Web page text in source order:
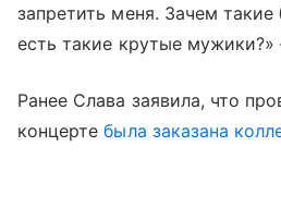
запретить меня. Зачем такие
есть такие крутые
Ранее Слава заявила, что
концертебыла заказана